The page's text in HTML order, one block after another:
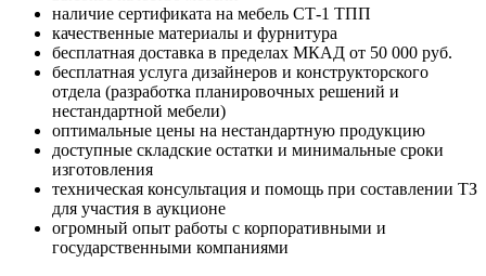
наличие сертификата на мебель СТ-1 ТПП
качественные материалы и фурнитура
бесплатная доставка в пределах МКАД от 50 000 руб.
бесплатная услуга дизайнеров и конструкторского
отдела (разработка планировочных решений и
нестандартной мебели)
оптимальные цены на нестандартную продукцию
доступные складские остатки и минимальные сроки
изготовления
техническая консультация и помощь при составлении ТЗ
для участия в аукционе
огромный опыт работы с корпоративными и
государственными компаниями